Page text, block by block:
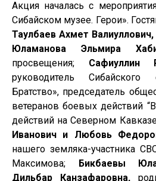
Акция началась с
Сибайском музее. Герои».
Таулбаев Ахмет Валиуллович,
Юламанова Эльмира
просвещения; Сафиуллин
руководитель Сибайского
Братство», председатель
ветеранов боевых действий
действий на Северном
Иванович и Любовь
нашего земляка-участника
Максимова; Бикбаевы
Дильбар Канзафаровна,